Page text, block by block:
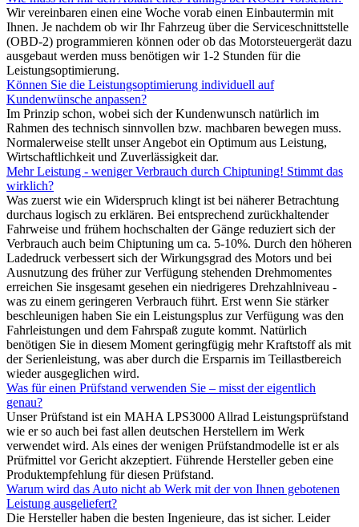
Wir vereinbaren einen eine Woche vorab einen Einbautermin mit
Ihnen. Je nachdem ob wir Ihr Fahrzeug über die Serviceschnittstelle
(OBD-2) programmieren können oder ob das Motorsteuergerät dazu
ausgebaut werden muss benötigen wir 1-2 Stunden für die
Leistungsoptimierung.
Können Sie die Leistungsoptimierung individuell auf
Kundenwünsche anpassen?
Im Prinzip schon, wobei sich der Kundenwunsch natürlich im
Rahmen des technisch sinnvollen bzw. machbaren bewegen muss.
Normalerweise stellt unser Angebot ein Optimum aus Leistung,
Wirtschaftlichkeit und Zuverlässigkeit dar.
Mehr Leistung - weniger Verbrauch durch Chiptuning! Stimmt das
wirklich?
Was zuerst wie ein Widerspruch klingt ist bei näherer Betrachtung
durchaus logisch zu erklären. Bei entsprechend zurückhaltender
Fahrweise und frühem hochschalten der Gänge reduziert sich der
Verbrauch auch beim Chiptuning um ca. 5-10%. Durch den höheren
Ladedruck verbessert sich der Wirkungsgrad des Motors und bei
Ausnutzung des früher zur Verfügung stehenden Drehmomentes
erreichen Sie insgesamt gesehen ein niedrigeres Drehzahlniveau -
was zu einem geringeren Verbrauch führt. Erst wenn Sie stärker
beschleunigen haben Sie ein Leistungsplus zur Verfügung was den
Fahrleistungen und dem Fahrspaß zugute kommt. Natürlich
benötigen Sie in diesem Moment geringfügig mehr Kraftstoff als mit
der Serienleistung, was aber durch die Ersparnis im Teillastbereich
wieder ausgeglichen wird.
Was für einen Prüfstand verwenden Sie – misst der eigentlich
genau?
Unser Prüfstand ist ein MAHA LPS3000 Allrad Leistungsprüfstand
wie er so auch bei fast allen deutschen Herstellern im Werk
verwendet wird. Als eines der wenigen Prüfstandmodelle ist er als
Prüfmittel vor Gericht akzeptiert. Führende Hersteller geben eine
Produktempfehlung für diesen Prüfstand.
Warum wird das Auto nicht ab Werk mit der von Ihnen gebotenen
Leistung ausgeliefert?
Die Hersteller haben die besten Ingenieure, das ist sicher. Leider